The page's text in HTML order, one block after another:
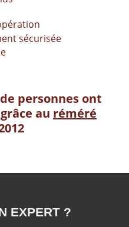
sécurisée
personnes ont
au réméré
EXPERT ?